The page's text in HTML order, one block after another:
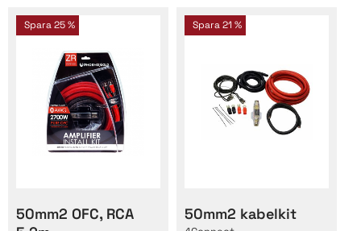
50mm2 OFC, RCA
Spara25 %
50mm2 kabelkit
Spara21 %